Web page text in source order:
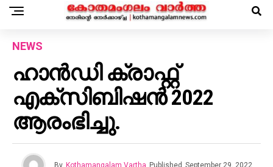
NEWS
ഹാൻഡി ക്രാഫ്റ്റ്
എക്സിബിഷൻ 2022
ആരംഭിച്ചു.
By Kothamangalam Vartha Published September 29, 2022